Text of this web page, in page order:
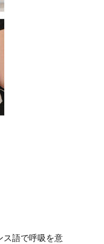
ス語で呼吸を意